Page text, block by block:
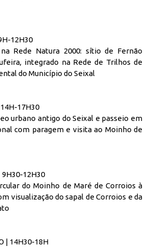
12H30
Rede Natura 2000: sítio de Fernão
integrado na Rede de Trilhos de
do Município do Seixal
17H30
urbano antigo do Seixal e passeio em
com paragem e visita ao Moinho de
9H30-12H30
do Moinho de Maré de Corroios à
visualização do sapal de Corroios e da
| 14H30-18H